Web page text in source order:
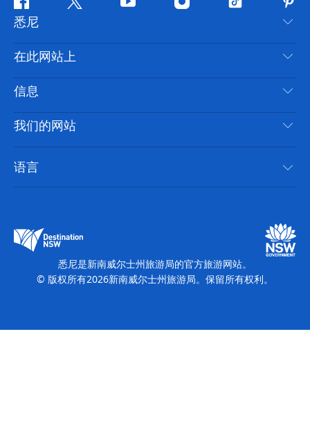
Facebook 叽
喳
喳
YouTube Instagram抖
悉尼
联系我们
免责声明
隐私
Cookie 通知
在此网站上
目的地
推荐活动
新南威尔士州公路旅行
活动
住宿
信息
旅行信息
无障碍悉尼
列出您的业务
我们的网站
新南威尔士州旅游局媒体中心
缤纷悉尼灯光音乐节
语言
悉尼是新南威尔士州旅游局的官方旅游网站。
© 版权所有2026新南威尔士州旅游局。保留所有权利。